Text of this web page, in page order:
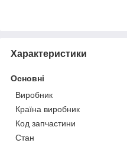
Характеристики
Основні
Виробник
Країна виробник
Код запчастини
Стан